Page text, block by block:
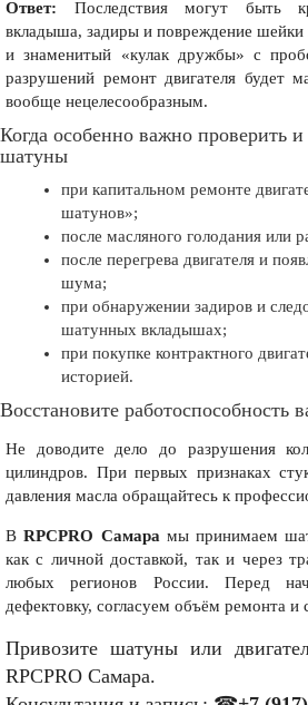
Ответ: Последствия могут быть
вкладыша, задиры и повреждение шейки
и знаменитый «кулак дружбы» с
разрушений ремонт двигателя будет
вообще нецелесообразным.
Когда особенно важно проверить
шатуны
при капитальном ремонте
шатунов»;
после масляного голодания или
после перегрева двигателя и
шума;
при обнаружении задиров и
шатунных вкладышах;
при покупке контрактного
историей.
Восстановите работоспособность
Не доводите дело до разрушения
цилиндров. При первых признаках
давления масла обращайтесь к
ВRPCPRO Самара мы принимаем
как с личной доставкой, так и через
любых регионов России. Перед
дефектовку, согласуем объём ремонта и
Привозите шатуны или
RPCPRO Самара.